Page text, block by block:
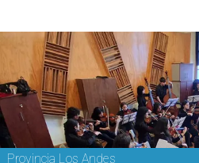
Provincia Los Andes